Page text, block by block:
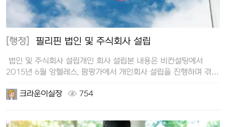
[행정] 필리핀 법인 및 주식회사 설립
법인 및 주식회사 설립개인 회사 설립본 내용은 비컨설팅에서
2015년 6월 앙헬레스, 팜팡가에서 개인회사 설립을 진행하며 겪은
크라운이실장
754